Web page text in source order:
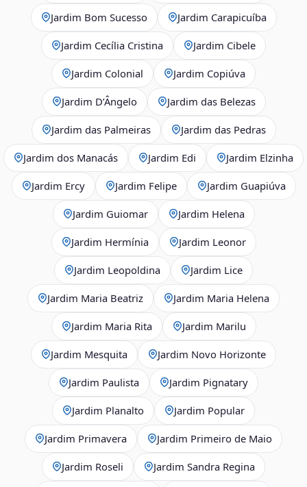
Jardim Bom Sucesso Jardim Carapicuíba
Jardim Cecília Cristina Jardim Cibele
Jardim Colonial Jardim Copiúva
Jardim D’Ângelo Jardim das Belezas
Jardim das Palmeiras Jardim das Pedras
Jardim dos Manacás Jardim Edi Jardim Elzinha
Jardim Ercy Jardim Felipe Jardim Guapiúva
Jardim Guiomar Jardim Helena
Jardim Hermínia Jardim Leonor
Jardim Leopoldina Jardim Lice
Jardim Maria Beatriz Jardim Maria Helena
Jardim Maria Rita Jardim Marilu
Jardim Mesquita Jardim Novo Horizonte
Jardim Paulista Jardim Pignatary
Jardim Planalto Jardim Popular
Jardim Primavera Jardim Primeiro de Maio
Jardim Roseli Jardim Sandra Regina